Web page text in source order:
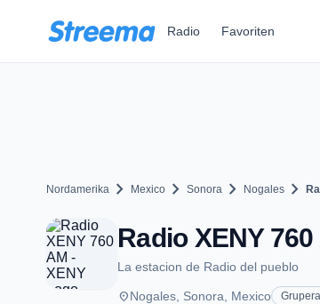
Radio Favoriten
Nordamerika chevron_right Mexico chevron_right Sonora chevron_right Nogales chevron_right
Radio XENY
La estacion de Radio del pueblo
placeNogales, Sonora, Mexico Grupera